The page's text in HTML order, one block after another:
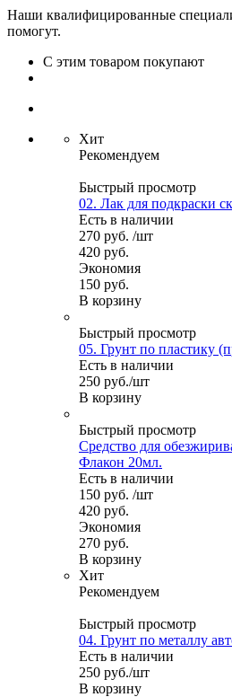
Наши квалифицированные
помогут.
С этим товаром покупают
Хит
Рекомендуем
Быстрый просмотр
02. Лак для подкраски
Есть в наличии
270 руб. /шт
420 руб.
Экономия
150 руб.
В корзину
Быстрый просмотр
05. Грунт по пластику
Есть в наличии
250 руб./шт
В корзину
Быстрый просмотр
Средство для
Флакон 20мл.
Есть в наличии
150 руб. /шт
420 руб.
Экономия
270 руб.
В корзину
Хит
Рекомендуем
Быстрый просмотр
04. Грунт по металлу
Есть в наличии
250 руб./шт
В корзину